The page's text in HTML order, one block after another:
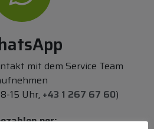
mit dem Service Team
15 Uhr, +43 1 267 67 60)
per: